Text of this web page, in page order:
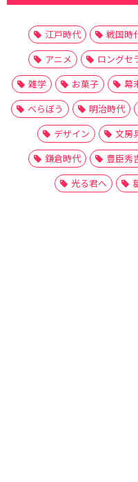
江戸時代 戦国時
アニメ
ロングセ
雑学
お菓子 幕
べらぼう
明治時代
デザイン
文房
鎌倉時代
豊臣秀
光る君へ